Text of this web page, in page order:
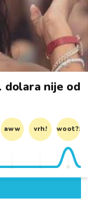
dolara nije od
aww vrh! woot?!